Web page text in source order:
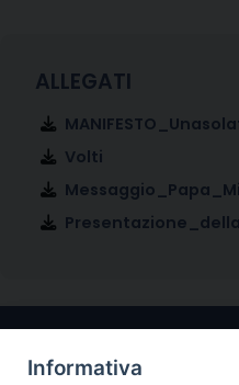
Volti
Informativa